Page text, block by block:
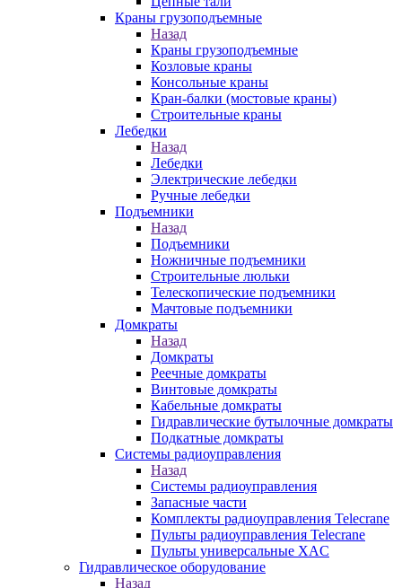
Краны грузоподъемные
Назад
Краны грузоподъемные
Козловые краны
Консольные краны
Кран-балки (мостовые краны)
Строительные краны
Лебедки
Назад
Лебедки
Электрические лебедки
Ручные лебедки
Подъемники
Назад
Подъемники
Ножничные подъемники
Строительные люльки
Телескопические подъемники
Мачтовые подъемники
Домкраты
Назад
Домкраты
Реечные домкраты
Винтовые домкраты
Кабельные домкраты
Гидравлические бутылочные домкраты
Подкатные домкраты
Системы радиоуправления
Назад
Системы радиоуправления
Запасные части
Комплекты радиоуправления Telecrane
Пульты радиоуправления Telecrane
Пульты универсальные XAC
Гидравлическое оборудование
Назад